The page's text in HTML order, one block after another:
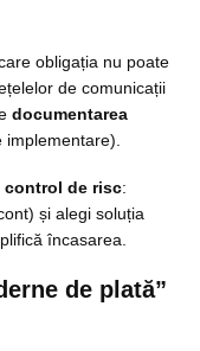
obligația nu poate
de comunicații
documentarea
implementare).
control de risc:
și alegi soluția
încasarea.
de plată”